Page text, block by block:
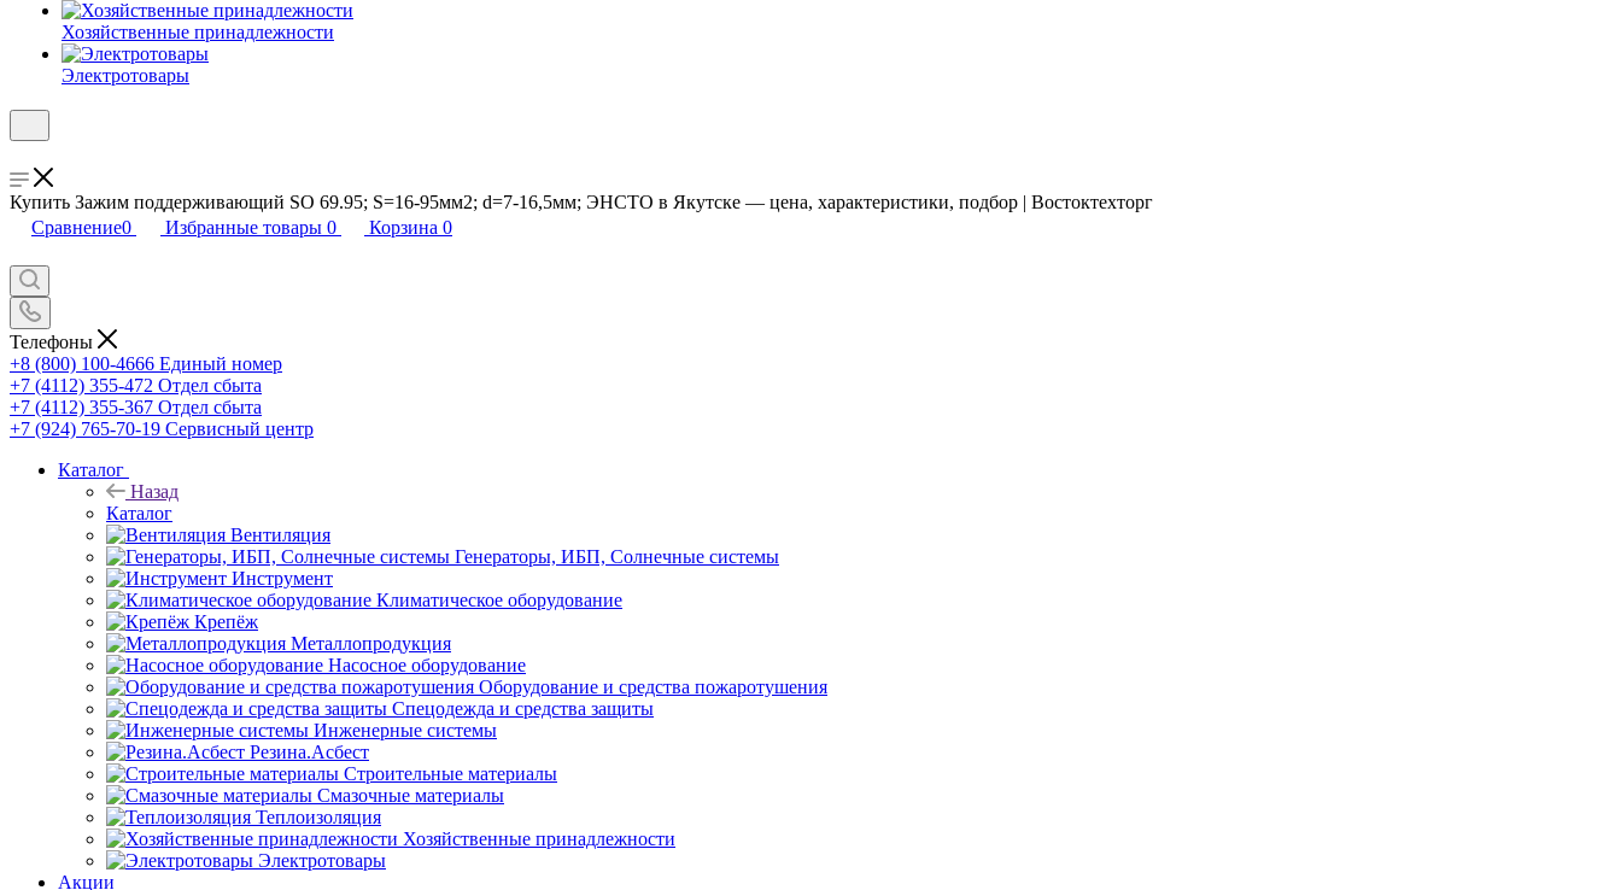
Хозяйственные принадлежности
Электротовары
Купить Зажим поддерживающий SO 69.95; S=16-95мм2; d=7-16,5мм; ЭНСТО в Якутске — цена, характеристики, подбор | Востоктехторг
Сравнение0 Избранные товары 0 Корзина 0
Телефоны
+8 (800) 100-4666 Единый номер
+7 (4112) 355-472 Отдел сбыта
+7 (4112) 355-367 Отдел сбыта
+7 (924) 765-70-19 Сервисный центр
Каталог
Назад
Каталог
Вентиляция
Генераторы, ИБП, Солнечные системы
Инструмент
Климатическое оборудование
Крепёж
Металлопродукция
Насосное оборудование
Оборудование и средства пожаротушения
Спецодежда и средства защиты
Инженерные системы
Резина.Асбест
Строительные материалы
Смазочные материалы
Теплоизоляция
Хозяйственные принадлежности
Электротовары
Акции